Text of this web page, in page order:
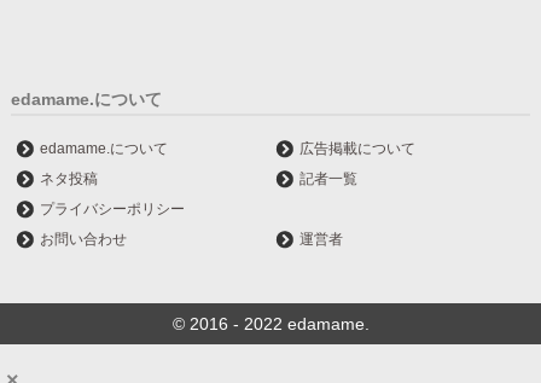
edamame.について
edamame.について
広告掲載について
ネタ投稿
記者一覧
プライバシーポリシー
お問い合わせ
運営者
© 2016 - 2022 edamame.